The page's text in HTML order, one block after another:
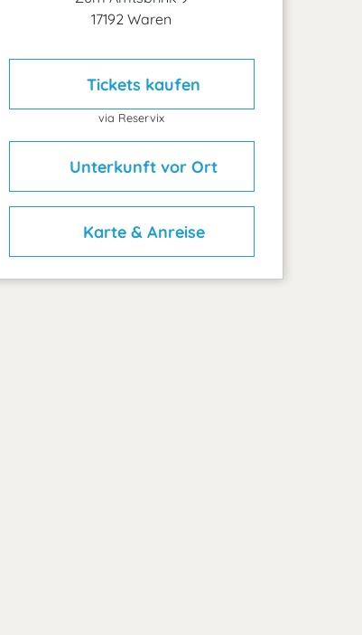
17192 Waren
Tickets kaufen
via Reservix
Unterkunft vor Ort
Karte & Anreise